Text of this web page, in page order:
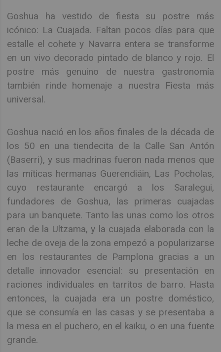
Goshua ha vestido de fiesta su postre más
icónico: La Cuajada. Faltan pocos días para que
estalle el cohete y Navarra entera se transforme
en un vivo decorado pintado de blanco y rojo. El
postre más genuino de nuestra gastronomía
también rinde homenaje a nuestra Fiesta más
universal.
Goshua nació en los años finales de la década de
los 50 en una tiendecita de la Calle San Antón
(Baserri), y sus madrinas fueron nada menos que
las míticas hermanas Guerendiáin, Las Pocholas,
cuyo restaurante encargó a los Saralegui,
fundadores de Goshua, las primeras cuajadas
para un banquete. Tanto las unas como los otros
eran de la Ultzama, y la cuajada elaborada con la
leche de oveja de la zona empezó a popularizarse
en los restaurantes de Pamplona gracias a un
detalle innovador esencial: su presentación en
raciones individuales en tarritos de barro. Hasta
entonces, la cuajada era un postre doméstico,
que se consumía en las casas y se presentaba a
la mesa en el puchero, en el kaiku, o en una fuente
grande.